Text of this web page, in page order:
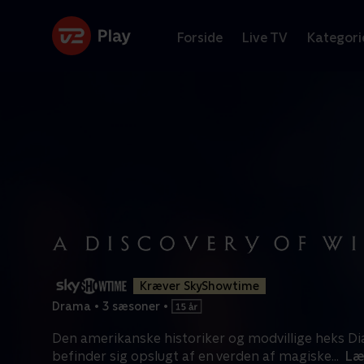
Forside Live TV
Kræver SkyShowtime
Drama • 3 sæsoner •
Den amerikanske historiker og modvillige heks
befinder sig opslugt af en verden af magiske...